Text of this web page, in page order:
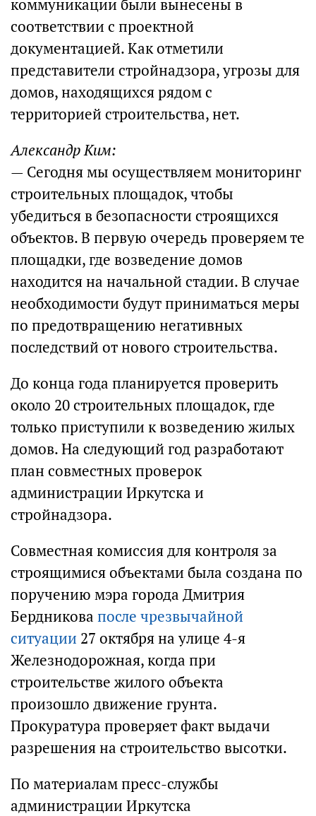
коммуникации были вынесены в
соответствии с проектной
документацией. Как отметили
представители стройнадзора, угрозы для
домов, находящихся рядом с
территорией строительства, нет.
Александр Ким:
— Сегодня мы осуществляем мониторинг
строительных площадок, чтобы
убедиться в безопасности строящихся
объектов. В первую очередь проверяем те
площадки, где возведение домов
находится на начальной стадии. В случае
необходимости будут приниматься меры
по предотвращению негативных
последствий от нового строительства.
До конца года планируется проверить
около 20 строительных площадок, где
только приступили к возведению жилых
домов. На следующий год разработают
план совместных проверок
администрации Иркутска и
стройнадзора.
Совместная комиссия для контроля за
строящимися объектами была создана по
поручению мэра города Дмитрия
Бердникова после чрезвычайной
ситуации 27 октября на улице 4-я
Железнодорожная, когда при
строительстве жилого объекта
произошло движение грунта.
Прокуратура проверяет факт выдачи
разрешения на строительство высотки.
По материалам пресс-службы
администрации Иркутска